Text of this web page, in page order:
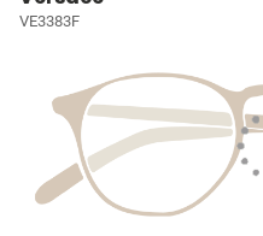
VE3383F